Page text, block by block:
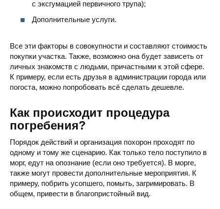
с эксгумацией первичного трупа);
Дополнительные услуги.
Все эти факторы в совокупности и составляют стоимость
покупки участка. Также, возможно она будет зависеть от
личных знакомств с людьми, причастными к этой сфере.
К примеру, если есть друзья в администрации города или
погоста, можно попробовать всё сделать дешевле.
Как происходит процедура
погребения?
Порядок действий и организация похорон проходят по
одному и тому же сценарию. Как только тело поступило в
морг, едут на опознание (если оно требуется). В морге,
также могут провести дополнительные мероприятия. К
примеру, побрить усопшего, помыть, загримировать. В
общем, привести в благопристойный вид.